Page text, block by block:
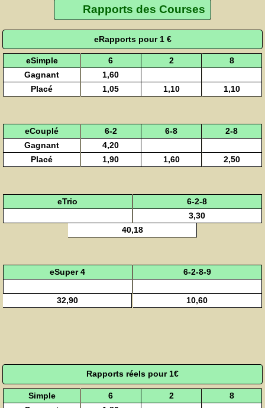
Rapports des Courses
eRapports pour 1 €
eSimple 6 2
8
Gagnant
1,60
Placé
1,05 1,10 1,10
eCouplé 6-2 6-8
2-8
Gagnant
4,20
Placé
1,90 1,60 2,50
eTrio
6-2-8
3,30
40,18
eSuper 4 6-2-8-9
32,90 10,60
Rapports réels pour 1€
Simple 6 2
8